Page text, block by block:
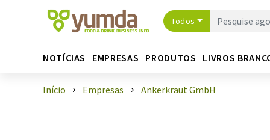
Todos
NOTÍCIAS EMPRESAS PRODUTOS LIVROS
Início Empresas Ankerkraut GmbH